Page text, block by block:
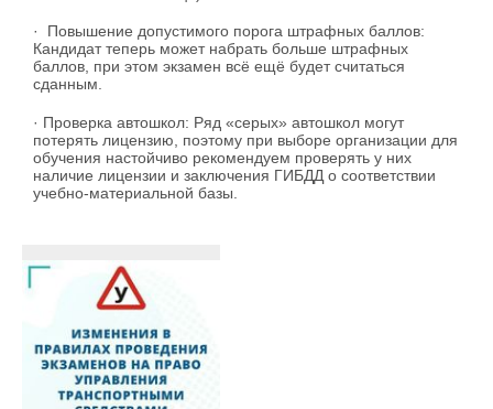
· Повышение допустимого порога штрафных баллов:
Кандидат теперь может набрать больше штрафных
баллов, при этом экзамен всё ещё будет считаться
сданным.
· Проверка автошкол: Ряд «серых» автошкол могут
потерять лицензию, поэтому при выборе организации для
обучения настойчиво рекомендуем проверять у них
наличие лицензии и заключения ГИБДД о соответствии
учебно-материальной базы.